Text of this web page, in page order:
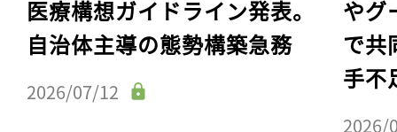
医療構想ガイドライン発表。
自治体主導の態勢構築急務
2026/07/12
やグ
で共
手不
2026/